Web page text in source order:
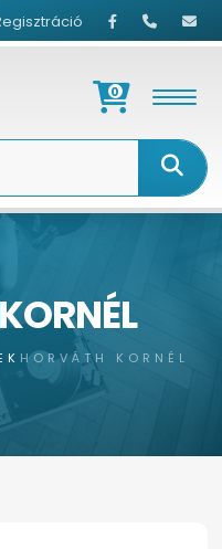
0
HORVÁTH KORNÉL